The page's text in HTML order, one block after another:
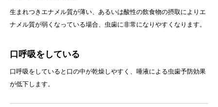
生まれつきエナメル質が薄い、あるいは酸性の飲食物の摂取によりエ
ナメル質が弱くなっている場合、虫歯に非常になりやすくなります。
口呼吸をしている
口呼吸をしていると口の中が乾燥しやすく、唾液による虫歯予防効果
が低下します。